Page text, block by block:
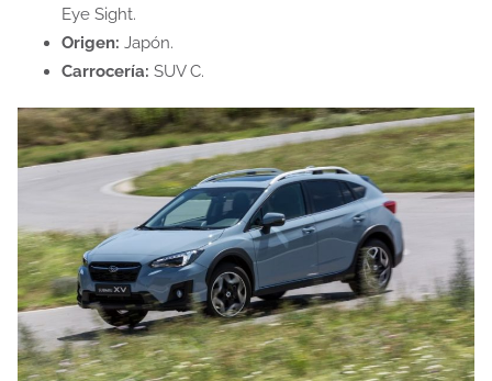
Eye Sight.
Origen: Japón.
Carrocería: SUV C.